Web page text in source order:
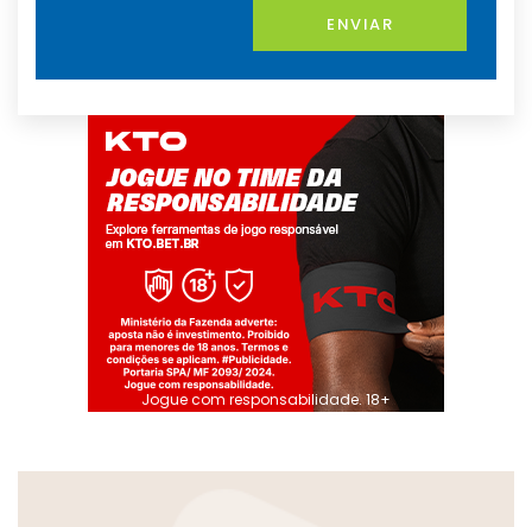
ENVIAR
Jogue com responsabilidade. 18+